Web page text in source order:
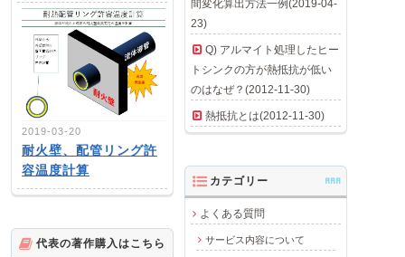
2019-03-20
耐火壁、配管リング許
容温度計算
間変化算出方法一例(2019-04-
23)
Q) アルマイト処理したヒー
トシンクの方が熱抵抗が低い
のはなぜ？(2012-11-30)
熱抵抗とは(2012-11-30)
カテゴリー AAA
よくある質問
サービス内容について
代表の著作購入はこちら